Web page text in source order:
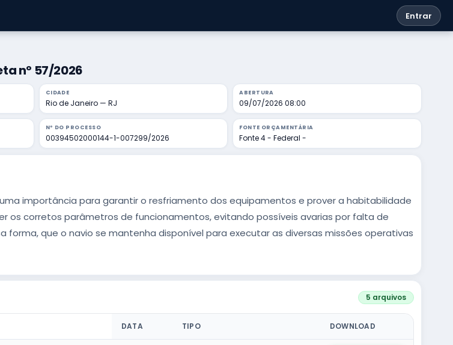
Entrar
nº 57/2026
CIDADE
Rio de Janeiro — RJ
ABERTURA
09/07/2026 08:00
Nº DO PROCESSO
00394502000144-1-007299/2026
FONTE ORÇAMENTÁRIA
Fonte 4 - Federal -
importância para garantir o resfriamento dos equipamentos e prover a habitabilidade
os corretos parâmetros de funcionamentos, evitando possíveis avarias por falta de
forma, que o navio se mantenha disponível para executar as diversas missões operativas
5 arquivos
DATA TIPO DOWNLOAD